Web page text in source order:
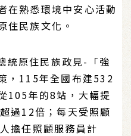
在熟悉環境中安心活動
住民族文化。
原住民族政見-「強
，115年全國布建532
105年的8站，大幅提
過12倍；每天受照顧
擔任照顧服務員計